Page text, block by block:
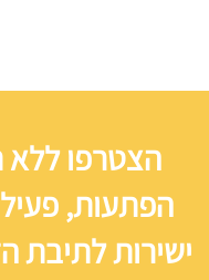
הצטרפו ללא
הפתעות,
ישירות לתיבת